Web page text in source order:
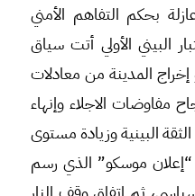
بحكم التفاهم الأمني
البيني الأولي أتت سياق
المدينة من معادلات
مفاوضات الاجلاء وإنهاء
البينية وزيادة مستوى
“إعلان موسكو” الذي رسم